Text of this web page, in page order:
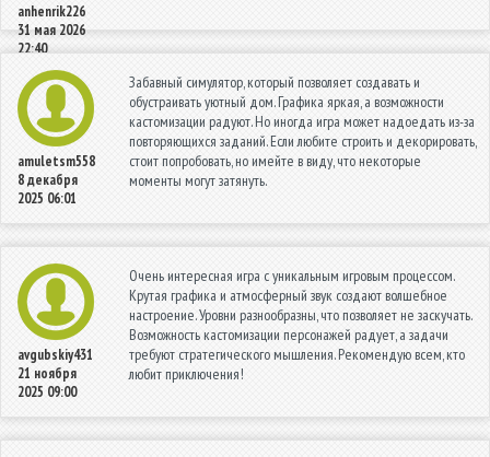
anhenrik226
31 мая 2026
22:40
amuletsm558
8 декабря
2025 06:01
Забавный симулятор, который позволяет создавать и
обустраивать уютный дом. Графика яркая, а возможности
кастомизации радуют. Но иногда игра может надоедать из-за
повторяющихся заданий. Если любите строить и декорировать,
стоит попробовать, но имейте в виду, что некоторые
моменты могут затянуть.
avgubskiy431
21 ноября
2025 09:00
Очень интересная игра с уникальным игровым процессом.
Крутая графика и атмосферный звук создают волшебное
настроение. Уровни разнообразны, что позволяет не заскучать.
Возможность кастомизации персонажей радует, а задачи
требуют стратегического мышления. Рекомендую всем, кто
любит приключения!